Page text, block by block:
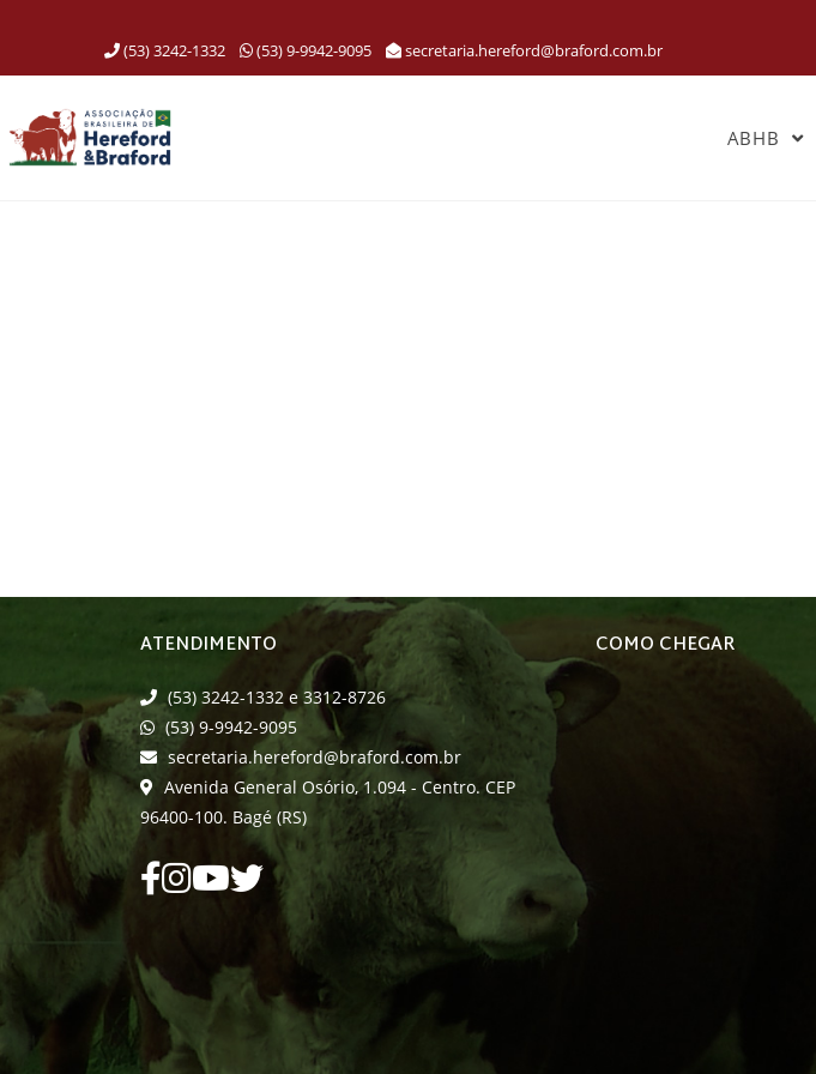
(53) 3242-1332 (53) 9-9942-9095 secretaria.hereford@braford.com.br
ABHB
ATENDIMENTO
(53) 3242-1332 e 3312-8726
(53) 9-9942-9095
secretaria.hereford@braford.com.br
Avenida General Osório, 1.094 - Centro. CEP
96400-100. Bagé (RS)
COMO CHEGAR